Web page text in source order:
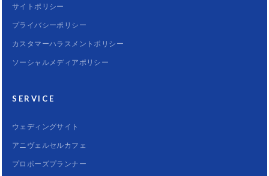
サイトポリシー
プライバシーポリシー
カスタマーハラスメントポリシー
ソーシャルメディアポリシー
SERVICE
ウェディングサイト
アニヴェルセルカフェ
プロポーズプランナー